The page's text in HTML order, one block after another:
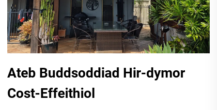
Ateb Buddsoddiad Hir-dymor
Cost-Effeithiol